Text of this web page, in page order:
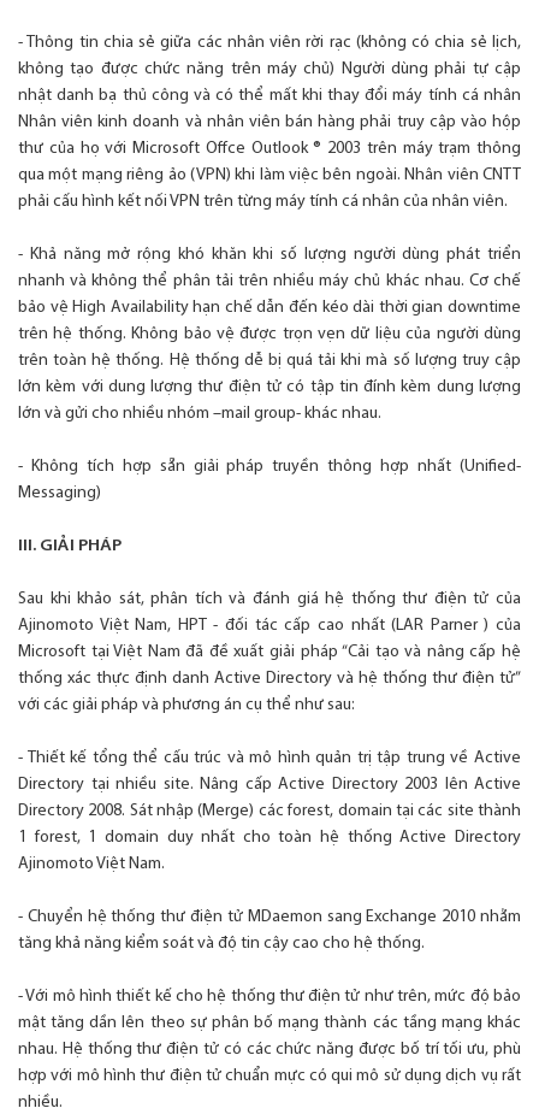
- Thông tin chia sẻ giữa các nhân viên rời rạc (không có chia sẻ lịch,
không tạo được chức năng trên máy chủ) Người dùng phải tự cập
nhật danh bạ thủ công và có thể mất khi thay đổi máy tính cá nhân
Nhân viên kinh doanh và nhân viên bán hàng phải truy cập vào hộp
thư của họ với Microsoft Offce Outlook ® 2003 trên máy trạm thông
qua một mạng riêng ảo (VPN) khi làm việc bên ngoài. Nhân viên CNTT
phải cấu hình kết nối VPN trên từng máy tính cá nhân của nhân viên.
- Khả năng mở rộng khó khăn khi số lượng người dùng phát triển
nhanh và không thể phân tải trên nhiều máy chủ khác nhau. Cơ chế
bảo vệ High Availability hạn chế dẫn đến kéo dài thời gian downtime
trên hệ thống. Không bảo vệ được trọn vẹn dữ liệu của người dùng
trên toàn hệ thống. Hệ thống dễ bị quá tải khi mà số lượng truy cập
lớn kèm với dung lượng thư điện tử có tập tin đính kèm dung lượng
lớn và gửi cho nhiều nhóm –mail group- khác nhau.
- Không tích hợp sẵn giải pháp truyền thông hợp nhất (Unified-
Messaging)
III. GIẢI PHÁP
Sau khi khảo sát, phân tích và đánh giá hệ thống thư điện tử của
Ajinomoto Việt Nam, HPT - đối tác cấp cao nhất (LAR Parner ) của
Microsoft tại Việt Nam đã đề xuất giải pháp “Cải tạo và nâng cấp hệ
thống xác thực định danh Active Directory và hệ thống thư điện tử”
với các giải pháp và phương án cụ thể như sau:
- Thiết kế tổng thể cấu trúc và mô hình quản trị tập trung về Active
Directory tại nhiều site. Nâng cấp Active Directory 2003 lên Active
Directory 2008. Sát nhập (Merge) các forest, domain tại các site thành
1 forest, 1 domain duy nhất cho toàn hệ thống Active Directory
Ajinomoto Việt Nam.
- Chuyển hệ thống thư điện tử MDaemon sang Exchange 2010 nhằm
tăng khả năng kiểm soát và độ tin cậy cao cho hệ thống.
- Với mô hình thiết kế cho hệ thống thư điện tử như trên, mức độ bảo
mật tăng dần lên theo sự phân bố mạng thành các tầng mạng khác
nhau. Hệ thống thư điện tử có các chức năng được bố trí tối ưu, phù
hợp với mô hình thư điện tử chuẩn mực có qui mô sử dụng dịch vụ rất
nhiều.